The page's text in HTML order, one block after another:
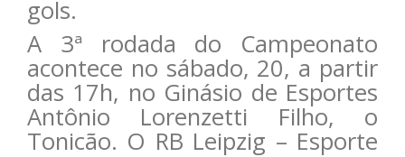
gols.
A 3ª rodada do Campeonato
acontece no sábado, 20, a partir
das 17h, no Ginásio de Esportes
Antônio Lorenzetti Filho, o
Tonicão. O RB Leipzig – Esporte